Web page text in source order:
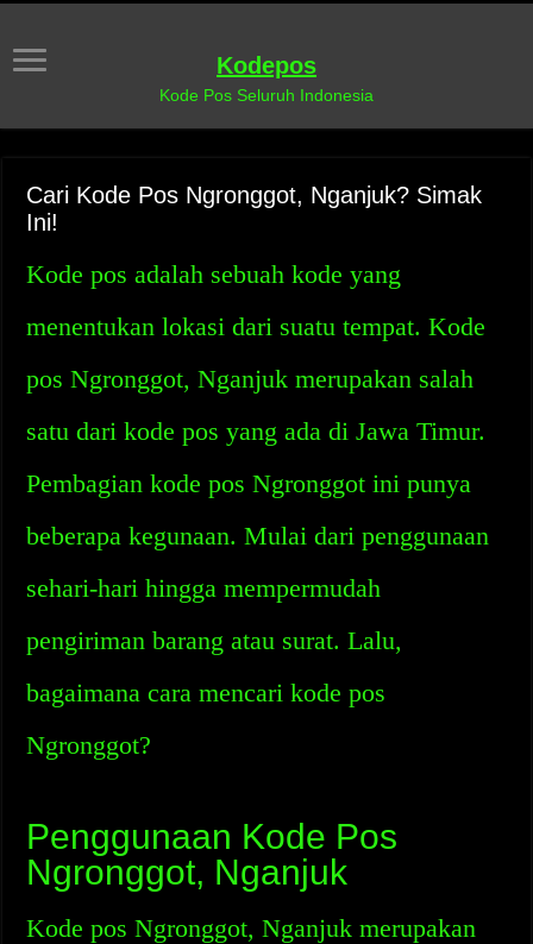
Kodepos
Kode Pos Seluruh Indonesia
Cari Kode Pos Ngronggot, Nganjuk? Simak
Ini!
Kode pos adalah sebuah kode yang
menentukan lokasi dari suatu tempat. Kode
pos Ngronggot, Nganjuk merupakan salah
satu dari kode pos yang ada di Jawa Timur.
Pembagian kode pos Ngronggot ini punya
beberapa kegunaan. Mulai dari penggunaan
sehari-hari hingga mempermudah
pengiriman barang atau surat. Lalu,
bagaimana cara mencari kode pos
Ngronggot?
Penggunaan Kode Pos
Ngronggot, Nganjuk
Kode pos Ngronggot, Nganjuk merupakan